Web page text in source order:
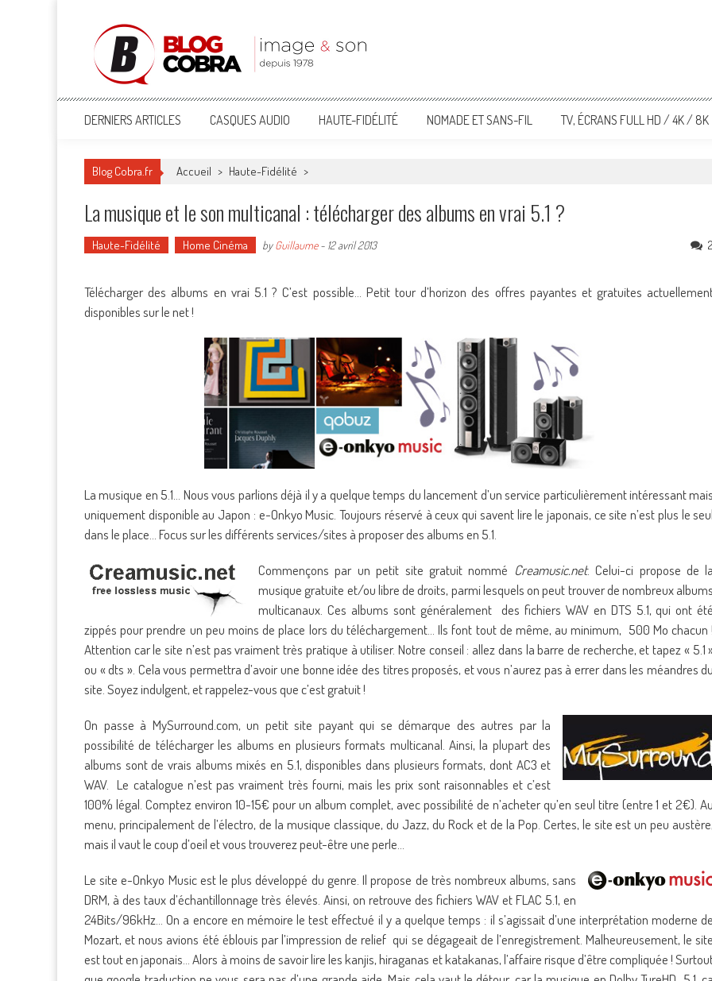
Blog Cobra
Toute l'actu Image & Son !
DERNIERS ARTICLES CASQUES AUDIO HAUTE-FIDÉLITÉ NOMADE ET SANS-FIL TV, ÉCRANS FULL HD / 4K / 8K
Blog Cobra.fr Accueil > Haute-Fidélité >
La musique et le son multicanal : télécharger des albums en vrai 5.1 ?
Haute-Fidélité Home Cinéma byGuillaume- 12 avril 2013 2
Télécharger des albums en vrai 5.1 ? C’est possible… Petit tour d’horizon des offres payantes et gratuites
disponibles sur le net !
La musique en 5.1… Nous vous parlions déjà il y a quelque temps du lancement d’un service particulièrement intéressant mais
uniquement disponible au Japon : e-Onkyo Music. Toujours réservé à ceux qui savent lire le japonais, ce site n’est plus le seul
dans le place… Focus sur les différents services/sites à proposer des albums en 5.1.
Commençons par un petit site gratuit nommé Creamusic.net. Celui-ci propose de la
musique gratuite et/ou libre de droits, parmi lesquels on peut trouver de nombreux albums
multicanaux. Ces albums sont généralement des fichiers WAV en DTS 5.1, qui ont été
zippés pour prendre un peu moins de place lors du téléchargement… Ils font tout de même, au minimum, 500 Mo chacun !
Attention car le site n’est pas vraiment très pratique à utiliser. Notre conseil : allez dans la barre de recherche, et tapez « 5.1
ou « dts ». Cela vous permettra d’avoir une bonne idée des titres proposés, et vous n’aurez pas à errer dans les méandres du
site. Soyez indulgent, et rappelez-vous que c’est gratuit !
On passe à MySurround.com, un petit site payant qui se démarque des autres par la
possibilité de télécharger les albums en plusieurs formats multicanal. Ainsi, la plupart des
albums sont de vrais albums mixés en 5.1, disponibles dans plusieurs formats, dont AC3 et
WAV. Le catalogue n’est pas vraiment très fourni, mais les prix sont raisonnables et c’est
100% légal. Comptez environ 10-15€ pour un album complet, avec possibilité de n’acheter qu’en seul titre (entre 1 et 2€). Au
menu, principalement de l’électro, de la musique classique, du Jazz, du Rock et de la Pop. Certes, le site est un peu austère,
mais il vaut le coup d’oeil et vous trouverez peut-être une perle…
Le site e-Onkyo Music est le plus développé du genre. Il propose de très nombreux albums, sans
DRM, à des taux d’échantillonnage très élevés. Ainsi, on retrouve des fichiers WAV et FLAC 5.1, en
24Bits/96kHz… On a encore en mémoire le test effectué il y a quelque temps : il s’agissait d’une interprétation moderne de
Mozart, et nous avions été éblouis par l’impression de relief qui se dégageait de l’enregistrement. Malheureusement, le site
est tout en japonais… Alors à moins de savoir lire les kanjis, hiraganas et katakanas, l’affaire risque d’être compliquée !